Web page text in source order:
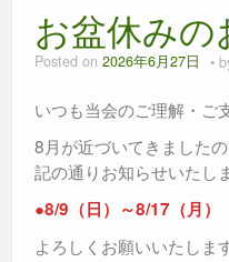
お盆休みの
Posted on 2026年6月27日
いつも当会のご理解・ご
8月が近づいてきました
記の通りお知らせいたし
●8/9（日）～8/17（月）
よろしくお願いいたします